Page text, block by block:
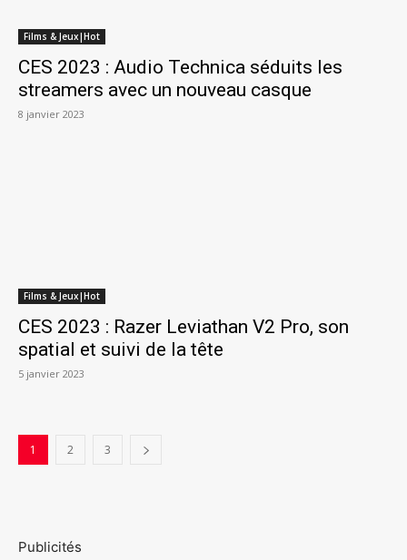
Films & Jeux|Hot
CES 2023 : Audio Technica séduits les
streamers avec un nouveau casque
8 janvier 2023
Films & Jeux|Hot
CES 2023 : Razer Leviathan V2 Pro, son
spatial et suivi de la tête
5 janvier 2023
1 2 3
Publicités